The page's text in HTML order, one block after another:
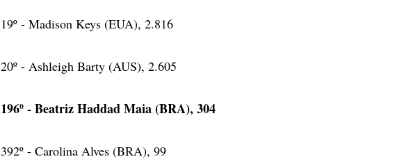
19º - Madison Keys (EUA), 2.816
20º - Ashleigh Barty (AUS), 2.605
196º - Beatriz Haddad Maia (BRA), 304
392º - Carolina Alves (BRA), 99